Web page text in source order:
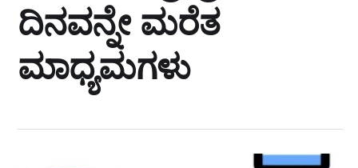
ದಿನವನ್ನೇ ಮರೆತ
ಮಾಧ್ಯಮಗಳು